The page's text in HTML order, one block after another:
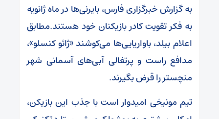
به گزارش خبرگزاری فارس، بایرنی‌ها در ماه ژانویه
به فکر تقویت کادر بازیکنان خود هستند.مطابق
اعلام بیلد،‌ باواریایی‌ها می‌کوشند «ژائو کنسلو»،
مدافع راست و پرتغالی آبی‌های آسمانی شهر
منچستر را قرض بگیرند.
تیم مونیخی امیدوار است با جذب این بازیکن،